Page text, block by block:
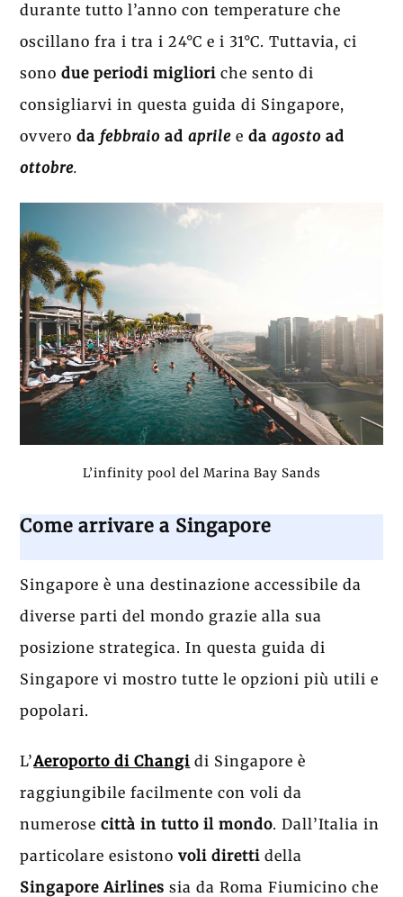
durante tutto l’anno con temperature che
oscillano fra i tra i 24°C e i 31°C. Tuttavia, ci
sonodue periodi migliori che sento di
consigliarvi in questa guida di Singapore,
ovveroda febbraio adaprile edaagosto ad
ottobre.
L’infinity pool del Marina Bay Sands
Come arrivare a Singapore
Singapore è una destinazione accessibile da
diverse parti del mondo grazie alla sua
posizione strategica. In questa guida di
Singapore vi mostro tutte le opzioni più utili e
popolari.
L’Aeroporto di Changi di Singapore è
raggiungibile facilmente con voli da
numerosecittà in tutto il mondo. Dall’Italia in
particolare esistonovoli diretti della
Singapore Airlines sia da Roma Fiumicino che